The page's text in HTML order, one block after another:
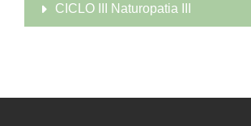
CICLO III Naturopatia III